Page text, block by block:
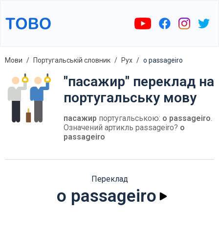
Мови Португальській словник Рух o passageiro
"пасажир" переклад на
португальську мову
пасажир португальською: o passageiro.
Означений артикль passageiro? o
passageiro
Переклад
o passageiro